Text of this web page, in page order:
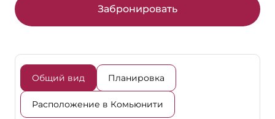
Забронировать
Общий вид Планировка
Расположение в Комьюнити